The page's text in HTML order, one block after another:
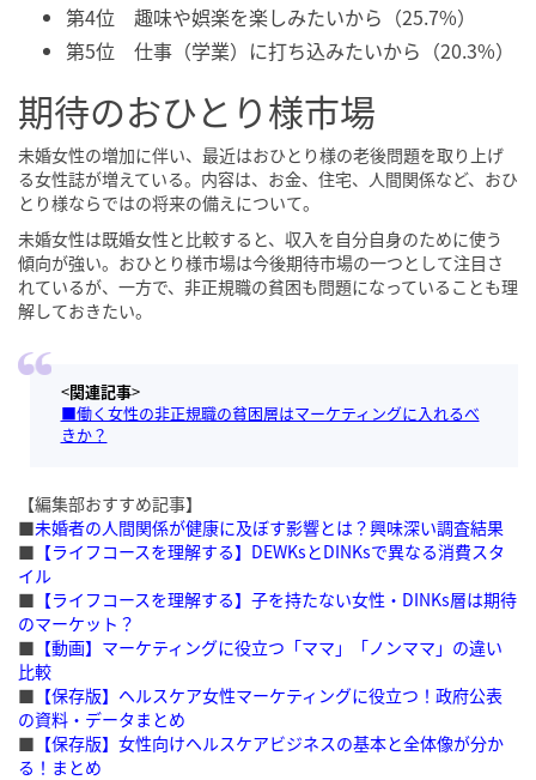
第4位 趣味や娯楽を楽しみたいから（25.7%）
第5位 仕事（学業）に打ち込みたいから（20.3%）
期待のおひとり様市場
未婚女性の増加に伴い、最近はおひとり様の老後問題を取り上げ
る女性誌が増えている。内容は、お金、住宅、人間関係など、おひ
とり様ならではの将来の備えについて。
未婚女性は既婚女性と比較すると、収入を自分自身のために使う
傾向が強い。おひとり様市場は今後期待市場の一つとして注目さ
れているが、一方で、非正規職の貧困も問題になっていることも理
解しておきたい。
<関連記事>
■働く女性の非正規職の貧困層はマーケティングに入れるべ
きか？
【編集部おすすめ記事】
■未婚者の人間関係が健康に及ぼす影響とは？興味深い調査結果
■ 【ライフコースを理解する】DEWKsとDINKsで異なる消費スタ
イル
■ 【ライフコースを理解する】子を持たない女性・DINKs層は期待
のマーケット？
■ 【動画】マーケティングに役立つ「ママ」「ノンママ」の違い
比較
■ 【保存版】ヘルスケア女性マーケティングに役立つ！政府公表
の資料・データまとめ
■ 【保存版】女性向けヘルスケアビジネスの基本と全体像が分か
る！まとめ